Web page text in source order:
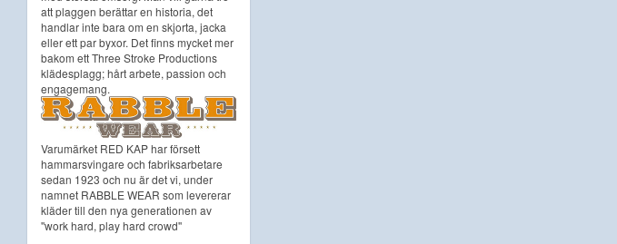
att plaggen berättar en historia, det
handlar inte bara om en skjorta, jacka
eller ett par byxor. Det finns mycket mer
bakom ett Three Stroke Productions
klädesplagg; hårt arbete, passion och
engagemang.
Varumärket RED KAP har försett
hammarsvingare och fabriksarbetare
sedan 1923 och nu är det vi, under
namnet RABBLE WEAR som levererar
kläder till den nya generationen av
''work hard, play hard crowd''